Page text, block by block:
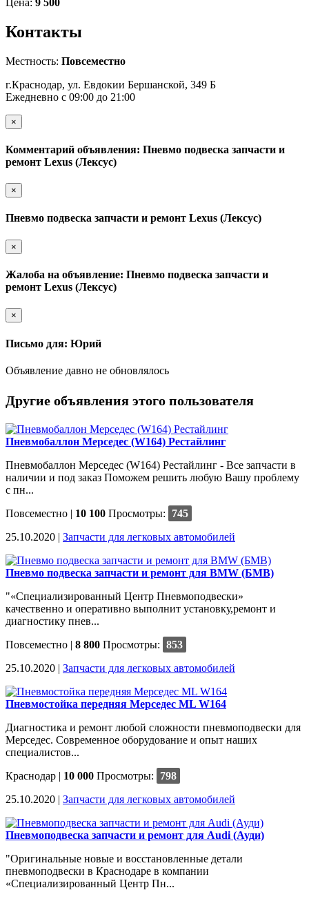
Контакты
Местность: Повсеместно
г.Краснодар, ул. Евдокии Бершанской, 349 Б
Ежедневно с 09:00 до 21:00
×
Комментарий объявления: Пневмо подвеска запчасти и
ремонт Lexus (Лексус)
×
Пневмо подвеска запчасти и ремонт Lexus (Лексус)
×
Жалоба на объявление: Пневмо подвеска запчасти и
ремонт Lexus (Лексус)
×
Письмо для: Юрий
Объявление давно не обновлялось
Другие объявления этого пользователя
Пневмобаллон Мерседес (W164) Рестайлинг
Пневмобаллон Мерседес (W164) Рестайлинг - Все запчасти в
наличии и под заказ Поможем решить любую Вашу проблему
с пн...
Повсеместно | 10 100 Просмотры:
745
25.10.2020 | Запчасти для легковых автомобилей
Пневмо подвеска запчасти и ремонт для BMW (БМВ)
"«Специализированный Центр Пневмоподвески»
качественно и оперативно выполнит установку,ремонт и
диагностику пнев...
Повсеместно | 8 800 Просмотры: 853
25.10.2020 | Запчасти для легковых автомобилей
Пневмостойка передняя Мерседес ML W164
Диагностика и ремонт любой сложности пневмоподвески для
Мерседес. Современное оборудование и опыт наших
специалистов...
Краснодар | 10 000 Просмотры:
798
25.10.2020 | Запчасти для легковых автомобилей
Пневмоподвеска запчасти и ремонт для Audi (Ауди)
"Оригинальные новые и восстановленные детали
пневмоподвески в Краснодаре в компании
«Специализированный Центр Пн...